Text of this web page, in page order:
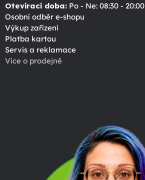
Otevírací doba: Po - Ne: 08:30 - 20:00
Osobní odběr e-shopu
Výkup zařízení
Platba kartou
Servis a reklamace
Více o prodejně